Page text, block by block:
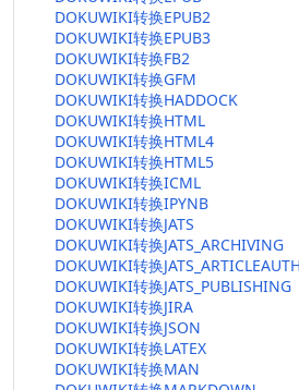
DOKUWIKI转换EPUB2
DOKUWIKI转换EPUB3
DOKUWIKI转换FB2
DOKUWIKI转换GFM
DOKUWIKI转换HADDOCK
DOKUWIKI转换HTML
DOKUWIKI转换HTML4
DOKUWIKI转换HTML5
DOKUWIKI转换ICML
DOKUWIKI转换IPYNB
DOKUWIKI转换JATS
DOKUWIKI转换JATS_ARCHIVING
DOKUWIKI转换
DOKUWIKI转换JATS_PUBLISHING
DOKUWIKI转换JIRA
DOKUWIKI转换JSON
DOKUWIKI转换LATEX
DOKUWIKI转换MAN